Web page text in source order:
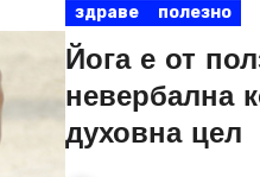
здраве полезно
Йога е от
невербална
духовна цел